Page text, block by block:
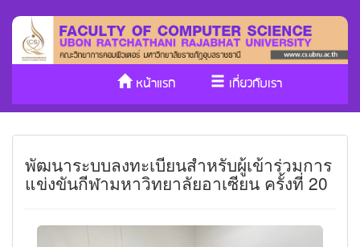
หน้าแรก
เกี่ยวกับเรา
ประกันคุณภาพ
วารสาร Cs
พัฒนาระบบลงทะเบียนสำหรับผู้เข้าร่วมการ
แข่งขันกีฬามหาวิทยาลัยอาเซียน ครั้งที่ 20